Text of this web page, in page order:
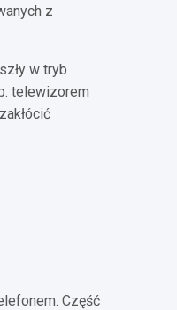
z
w tryb
telewizorem
Część